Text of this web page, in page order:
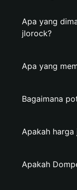
Apa yang
jlorock?
Apa yang
Bagaimana
Apakah
Apakah